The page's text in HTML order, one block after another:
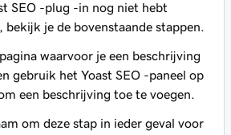
SEO -plug -in nog niet hebt
bekijk je de bovenstaande stappen.
waarvoor je een beschrijving
gebruik het Yoast SEO -paneel op
een beschrijving toe te voegen.
om deze stap in ieder geval voor